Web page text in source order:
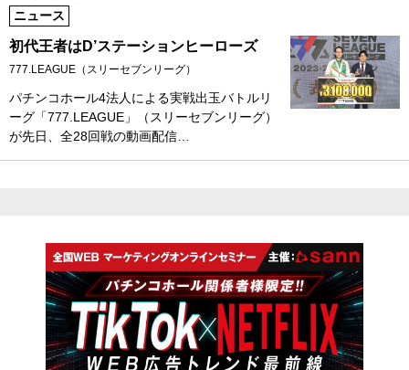
ニュース
初代王者はD’ステーションヒーローズ
777.LEAGUE（スリーセブンリーグ）
パチンコホール4法人による実戦出玉バトルリ
ーグ「777.LEAGUE」（スリーセブンリーグ）
が先日、全28回戦の動画配信…